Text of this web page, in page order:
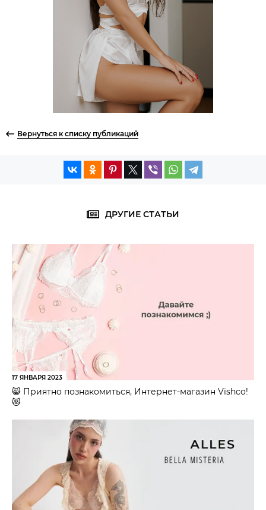
Вернуться к списку публикаций
ДРУГИЕ СТАТЬИ
17 ЯНВАРЯ 2023
😸 Приятно познакомиться, Интернет-магазин Vishco!
😻